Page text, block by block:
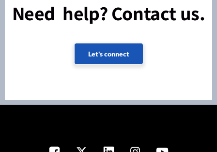
Need help? Contact us.
Let's connect